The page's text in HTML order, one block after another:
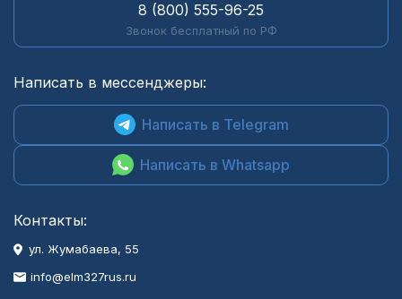
8 (800) 555-96-25
Звонок бесплатный по РФ
Написать в мессенджеры:
Написать в Telegram
Написать в Whatsapp
Контакты:
ул. Жумабаева, 55
info@elm327rus.ru